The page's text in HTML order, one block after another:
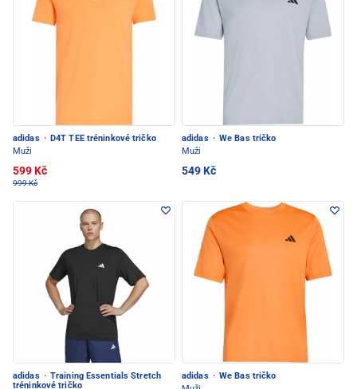
adidas · D4T TEE tréninkové tričko
Muži
599 Kč
999 Kč
adidas · We Bas tričko
Muži
549 Kč
adidas · Training Essentials Stretch
tréninkové tričko
adidas · We Bas tričko